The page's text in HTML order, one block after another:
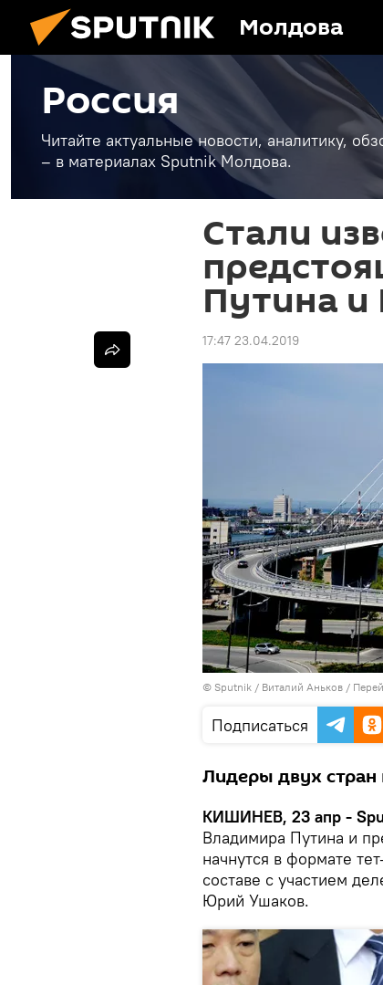
Молдова
Россия
Читайте актуальные новости, аналитику,
– в материалах Sputnik Молдова.
Стали
Путина
17:47 23.04.2019
© Sputnik / Виталий Аньков /
Подписаться
Лидеры двух стран
КИШИНЕВ, 23 апр -
Владимира Путина и
начнутся в формате
составе с участием
Юрий Ушаков.